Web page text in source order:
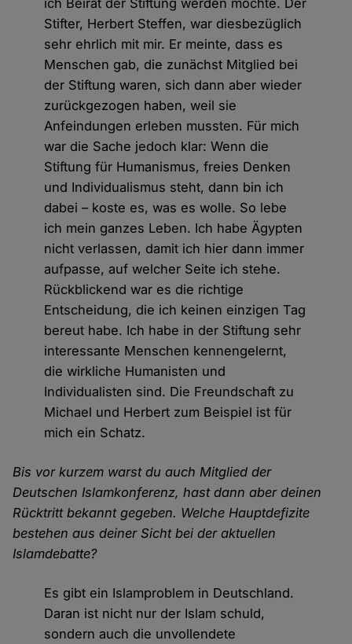
Stifter, Herbert Steffen, war diesbezüglich
sehr ehrlich mit mir. Er meinte, dass es
Menschen gab, die zunächst Mitglied bei
der Stiftung waren, sich dann aber wieder
zurückgezogen haben, weil sie
Anfeindungen erleben mussten. Für mich
war die Sache jedoch klar: Wenn die
Stiftung für Humanismus, freies Denken
und Individualismus steht, dann bin ich
dabei – koste es, was es wolle. So lebe
ich mein ganzes Leben. Ich habe Ägypten
nicht verlassen, damit ich hier dann immer
aufpasse, auf welcher Seite ich stehe.
Rückblickend war es die richtige
Entscheidung, die ich keinen einzigen Tag
bereut habe. Ich habe in der Stiftung sehr
interessante Menschen kennengelernt,
die wirkliche Humanisten und
Individualisten sind. Die Freundschaft zu
Michael und Herbert zum Beispiel ist für
mich ein Schatz.
Bis vor kurzem warst du auch Mitglied der
Deutschen Islamkonferenz, hast dann aber deinen
Rücktritt bekannt gegeben. Welche Hauptdefizite
bestehen aus deiner Sicht bei der aktuellen
Islamdebatte?
Es gibt ein Islamproblem in Deutschland.
Daran ist nicht nur der Islam schuld,
sondern auch die unvollendete